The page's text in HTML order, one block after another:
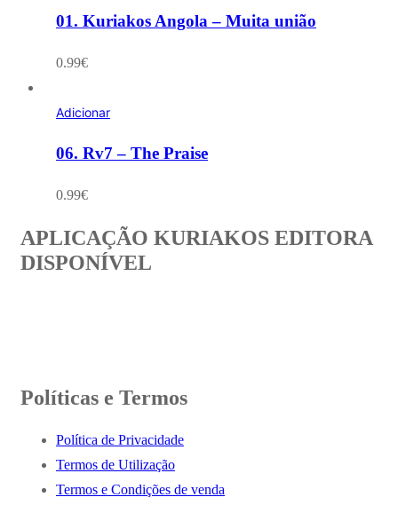
01. Kuriakos Angola – Muita união
0.99€
Adicionar
06. Rv7 – The Praise
0.99€
APLICAÇÃO KURIAKOS EDITORA
DISPONÍVEL
Políticas e Termos
Política de Privacidade
Termos de Utilização
Termos e Condições de venda